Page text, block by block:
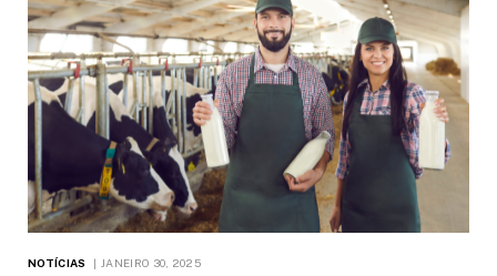
NOTÍCIAS JANEIRO 30, 2025